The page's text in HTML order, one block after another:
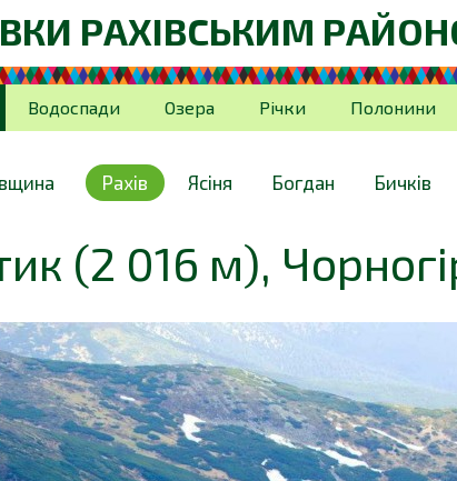
РАХІВСЬКИМ
Водоспади Озера Річки Полонини
Рахів Ясіня Богдан Бичків
(2 016 м),